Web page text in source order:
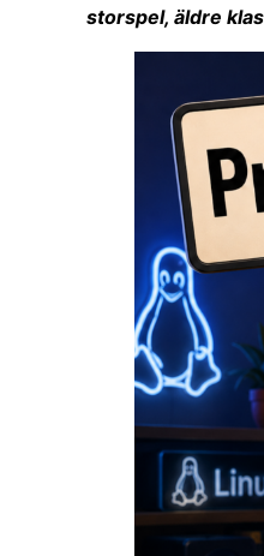
storspel, äldre